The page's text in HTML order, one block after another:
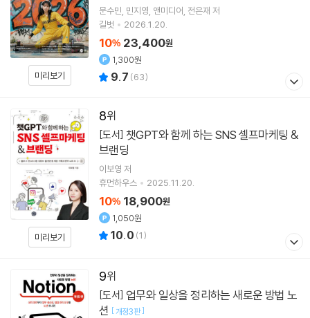
미리보기
문수민 민지영 앤미디어 전은재 저
길벗
2026.1.20.
10% 23,400원
1,300원
9.7 (63)
8
미리보기
[도서]
브랜딩
이보영 저
휴먼하우스
2025.11.20.
10% 18,900원
1,050원
10.0 (1)
9
[도서]
션 [개정3판]